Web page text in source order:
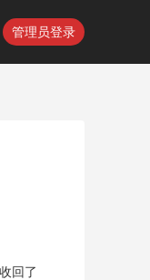
管理员登录
回了